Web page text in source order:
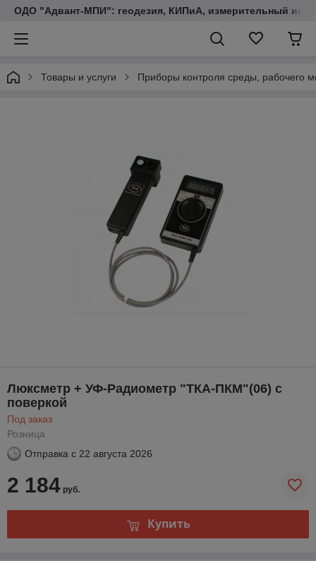
ОДО "Адвант-МПИ": геодезия, КИПиА, измерительный
Товары и услуги Приборы контроля среды, рабочего
Люксметр + УФ-Радиометр "ТКА-ПКМ"(06) с
поверкой
Под заказ
Розница
Отправка с 22 августа 2026
2 184 руб.
Купить